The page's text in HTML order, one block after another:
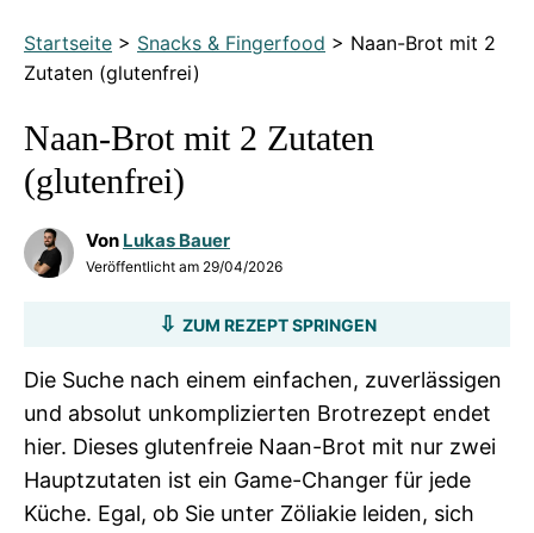
Startseite > Snacks & Fingerfood > Naan-Brot mit 2
Zutaten (glutenfrei)
Naan-Brot mit 2 Zutaten
(glutenfrei)
Von Lukas Bauer
Veröffentlicht am 29/04/2026
ZUM REZEPT SPRINGEN
Die Suche nach einem einfachen, zuverlässigen
und absolut unkomplizierten Brotrezept endet
hier. Dieses glutenfreie Naan-Brot mit nur zwei
Hauptzutaten ist ein Game-Changer für jede
Küche. Egal, ob Sie unter Zöliakie leiden, sich